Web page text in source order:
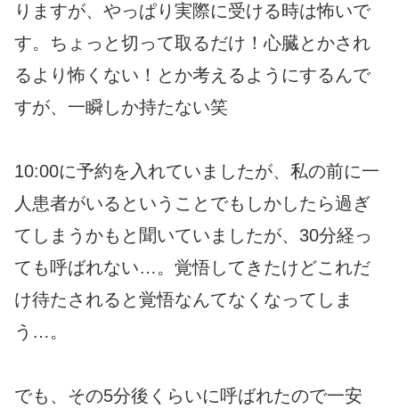
りますが、やっぱり実際に受ける時は怖いで
す。ちょっと切って取るだけ！心臓とかされ
るより怖くない！とか考えるようにするんで
すが、一瞬しか持たない笑
10:00に予約を入れていましたが、私の前に一
人患者がいるということでもしかしたら過ぎ
てしまうかもと聞いていましたが、30分経っ
ても呼ばれない…。覚悟してきたけどこれだ
け待たされると覚悟なんてなくなってしま
う…。
でも、その5分後くらいに呼ばれたので一安